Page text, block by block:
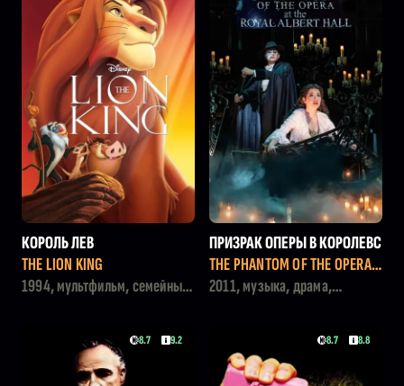
КОРОЛЬ ЛЕВ
THE LION KING
1994, мультфильм, семейный,
ПРИЗРАК ОПЕРЫ В КОРОЛЕВС
КОМ АЛЬБЕРТ-ХОЛЛЕ
THE PHANTOM OF THE OPERA A
T THE ROYAL ALBERT HALL
2011, музыка, драма,
8.7 9.2 8.7 8.8